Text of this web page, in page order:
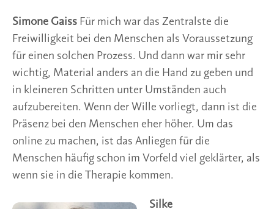
Simone Gaiss Für mich war das Zentralste die
Freiwilligkeit bei den Menschen als Voraussetzung
für einen solchen Prozess. Und dann war mir sehr
wichtig, Material anders an die Hand zu geben und
in kleineren Schritten unter Umständen auch
aufzubereiten. Wenn der Wille vorliegt, dann ist die
Präsenz bei den Menschen eher höher. Um das
online zu machen, ist das Anliegen für die
Menschen häufig schon im Vorfeld viel geklärter, als
wenn sie in die Therapie kommen.
Silke